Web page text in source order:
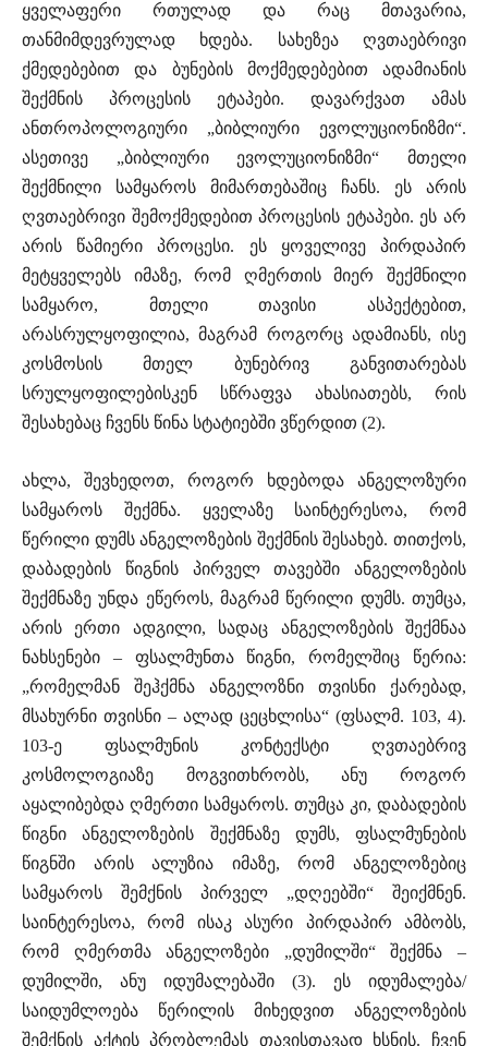
ყველაფერი რთულად და რაც მთავარია,
თანმიმდევრულად ხდება. სახეზეა ღვთაებრივი
ქმედებებით და ბუნების მოქმედებებით ადამიანის
შექმნის პროცესის ეტაპები. დავარქვათ ამას
ანთროპოლოგიური „ბიბლიური ევოლუციონიზმი“.
ასეთივე „ბიბლიური ევოლუციონიზმი“ მთელი
შექმნილი სამყაროს მიმართებაშიც ჩანს. ეს არის
ღვთაებრივი შემოქმედებით პროცესის ეტაპები. ეს არ
არის წამიერი პროცესი. ეს ყოველივე პირდაპირ
მეტყველებს იმაზე, რომ ღმერთის მიერ შექმნილი
სამყარო, მთელი თავისი ასპექტებით,
არასრულყოფილია, მაგრამ როგორც ადამიანს, ისე
კოსმოსის მთელ ბუნებრივ განვითარებას
სრულყოფილებისკენ სწრაფვა ახასიათებს, რის
შესახებაც ჩვენს წინა სტატიებში ვწერდით (2).
ახლა, შევხედოთ, როგორ ხდებოდა ანგელოზური
სამყაროს შექმნა. ყველაზე საინტერესოა, რომ
წერილი დუმს ანგელოზების შექმნის შესახებ. თითქოს,
დაბადების წიგნის პირველ თავებში ანგელოზების
შექმნაზე უნდა ეწეროს, მაგრამ წერილი დუმს. თუმცა,
არის ერთი ადგილი, სადაც ანგელოზების შექმნაა
ნახსენები – ფსალმუნთა წიგნი, რომელშიც წერია:
„რომელმან შეჰქმნა ანგელოზნი თვისნი ქარებად,
მსახურნი თვისნი – ალად ცეცხლისა“ (ფსალმ. 103, 4).
103-ე ფსალმუნის კონტექსტი ღვთაებრივ
კოსმოლოგიაზე მოგვითხრობს, ანუ როგორ
აყალიბებდა ღმერთი სამყაროს. თუმცა კი, დაბადების
წიგნი ანგელოზების შექმნაზე დუმს, ფსალმუნების
წიგნში არის ალუზია იმაზე, რომ ანგელოზებიც
სამყაროს შემქნის პირველ „დღეებში“ შეიქმნენ.
საინტერესოა, რომ ისაკ ასური პირდაპირ ამბობს,
რომ ღმერთმა ანგელოზები „დუმილში“ შექმნა –
დუმილში, ანუ იდუმალებაში (3). ეს იდუმალება/
საიდუმლოება წერილის მიხედვით ანგელოზების
შემქნის აქტის პრობლემას თავისთავად ხსნის. ჩვენ